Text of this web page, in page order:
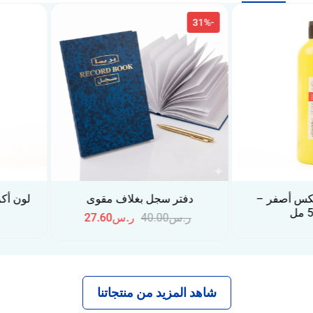
سجل بغلاف مقوى
40.00
لون أكريليك فونكس أزرق غامق
– عبوة 250 مل
شاهد المزيد من منتجاتنا